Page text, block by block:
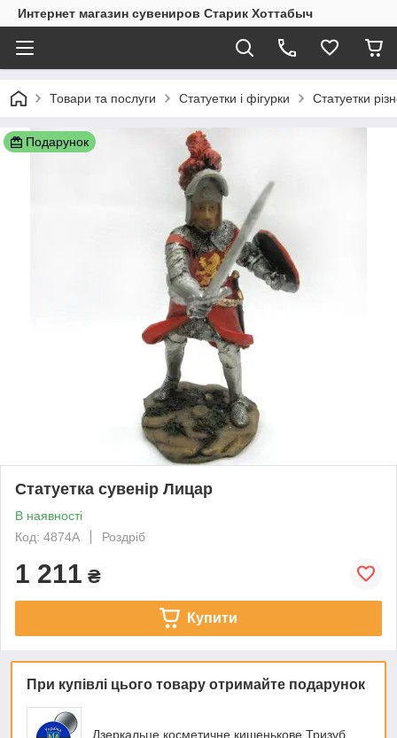
Интернет магазин сувениров Старик Хоттабыч
Товари та послуги Статуетки і фігурки Статуетки
Подарунок
Статуетка сувенір Лицар
В наявності
Код: 4874A
Роздріб
1 211 ₴
Купити
При купівлі цього товару отримайте подарунок
Дзеркальце косметичне кишенькове Тризуб